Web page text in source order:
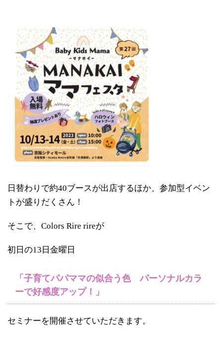
日替わりで約40ブースが出店するほか、参加型イベン
トが盛りだくさん！
そこで、Colors Rire rireが
初日の13日金曜日
「子育てパパママの似合う色 パーソナルカラ
ーで好感度アップ！」
セミナーを開催させていただきます。